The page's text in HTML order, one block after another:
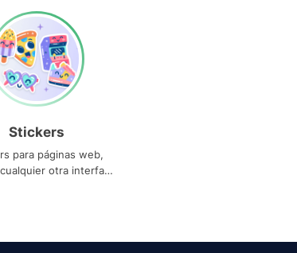
Stickers
para páginas web,
otra interfaz